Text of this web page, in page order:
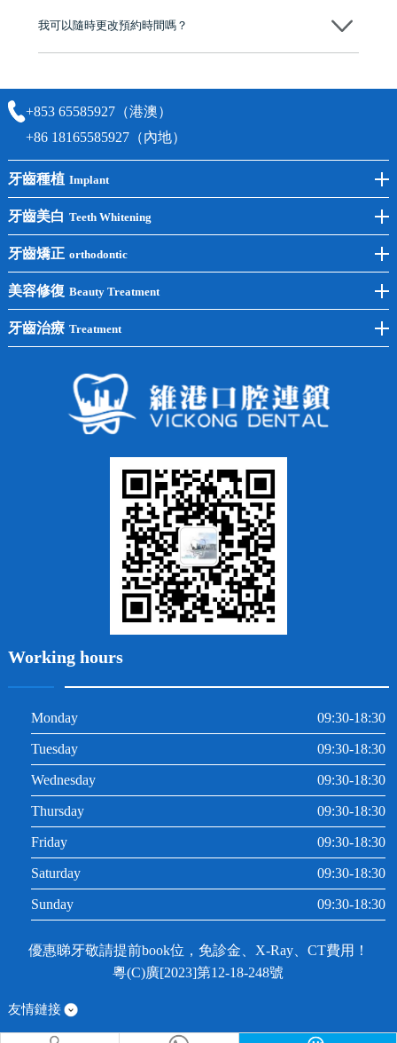
我可以隨時更改預約時間嗎？
+853 65585927（港澳）
+86 18165585927（內地）
牙齒種植 Implant
前牙種植
後牙種植
單顆種植
半口種植
全口種植
牙齒美白 Teeth Whitening
冷光美白
洗牙
四環素牙
常見問題
牙齒矯正 orthodontic
牙齒矯正
兒童矯正
牙列不齊
美容修復 Beauty Treatment
全瓷牙
牙齒治療 Treatment
Working hours
Monday 09:30-18:30
Tuesday 09:30-18:30
Wednesday 09:30-18:30
Thursday 09:30-18:30
Friday 09:30-18:30
Saturday 09:30-18:30
Sunday 09:30-18:30
優惠睇牙敬請提前book位，免診金、X-Ray、CT費用！
粵(C)廣[2023]第12-18-248號
友情鏈接